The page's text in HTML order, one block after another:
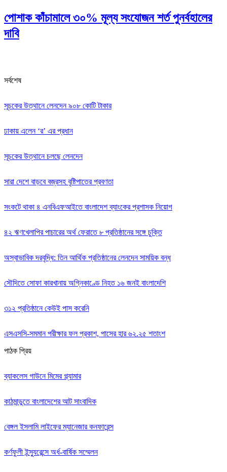
পোশাক কাঁচামালে ৩০% মূল্য সংযোজন শর্ত পুনর্বহালের
দাবি
সর্বশেষ
সূচকের উত্থানে লেনদেন ৯০৮ কোটি টাকার
ঢাকায় এলেন ‘র’ এর প্রধান
সূচকের উত্থানে চলছে লেনদেন
সারা দেশে বাড়বে বজ্রসহ বৃষ্টিপাতের প্রবণতা
সংকটে থাকা ৪ এনবিএফআইতে বাংলাদেশ ব্যাংকের প্রশাসক নিয়োগ
৪২ ঋণখেলাপির পাচারের অর্থ ফেরাতে ৮ প্রতিষ্ঠানের সঙ্গে চুক্তি
অস্বাভাবিক দরবৃদ্ধি: তিন আর্থিক প্রতিষ্ঠানের লেনদেন সাময়িক বন্ধ
সৌদিতে সোফা কারখানায় অগ্নিকাণ্ডে নিহত ১৬ জনই বাংলাদেশি
৩১২ প্রতিষ্ঠানে কেউই পাস করেনি
এসএসসি-সমমান পরীক্ষার ফল প্রকাশ, পাসের হার ৬২.২৫ শতাংশ
পাঠক প্রিয়
ব্যাকলেস গাউনে মিমের গ্ল্যামার
কাঠমান্ডুতে বাংলাদেশের আট সাংবাদিক
বেঙ্গল ইসলামি লাইফের ম্যানেজার কনফারেন্স
কর্ণফুলী ইন্স্যুরেন্সে অর্ধ-বার্ষিক সম্মেলন